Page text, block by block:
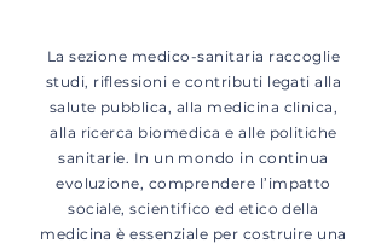
La sezione medico-sanitaria raccoglie
studi, riflessioni e contributi legati alla
salute pubblica, alla medicina clinica,
alla ricerca biomedica e alle politiche
sanitarie. In un mondo in continua
evoluzione, comprendere l’impatto
sociale, scientifico ed etico della
medicina è essenziale per costruire una